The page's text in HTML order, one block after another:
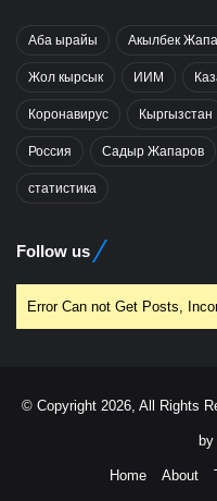
Аба ырайы Акылбек
Жол кырсык ИИМ
Коронавирус Кыргызстан
Россия Садыр Жапаров
статистика
Follow us
Error Can not Get Posts,
© Copyright 2026, All Rights
by
Home About